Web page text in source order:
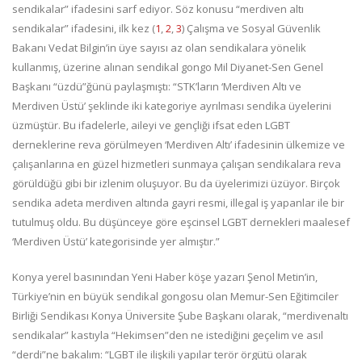
sendikalar” ifadesini sarf ediyor. Söz konusu “merdiven altı
sendikalar” ifadesini, ilk kez (1,2,3) Çalışma ve Sosyal Güvenlik
Bakanı Vedat Bilgin’in üye sayısı az olan sendikalara yönelik
kullanmış, üzerine alınan sendikal gongo Mil Diyanet-Sen Genel
Başkanı “üzdü”ğünü paylaşmıştı: “STK’ların ‘Merdiven Altı ve
Merdiven Üstü’ şeklinde iki kategoriye ayrılması sendika üyelerini
üzmüştür. Bu ifadelerle, aileyi ve gençliği ifsat eden LGBT
derneklerine reva görülmeyen ‘Merdiven Altı’ ifadesinin ülkemize ve
çalışanlarına en güzel hizmetleri sunmaya çalışan sendikalara reva
görüldüğü gibi bir izlenim oluşuyor. Bu da üyelerimizi üzüyor. Birçok
sendika adeta merdiven altında gayri resmi, illegal iş yapanlar ile bir
tutulmuş oldu. Bu düşünceye göre eşcinsel LGBT dernekleri maalesef
‘Merdiven Üstü’ kategorisinde yer almıştır.”
Konya yerel basınından Yeni Haber köşe yazarı Şenol Metin’in,
Türkiye’nin en büyük sendikal gongosu olan Memur-Sen Eğitimciler
Birliği Sendikası Konya Üniversite Şube Başkanı olarak, “merdivenaltı
sendikalar” kastıyla “Hekimsen”den ne istediğini geçelim ve asıl
“derdi”ne bakalım: “LGBT ile ilişkili yapılar terör örgütü olarak